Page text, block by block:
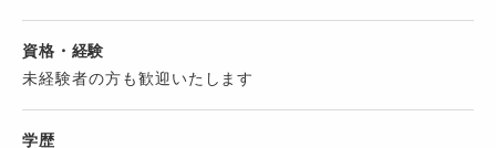
資格・経験
未経験者の方も歓迎いたします
学歴